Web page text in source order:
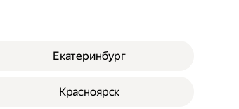
Екатеринбург
Красноярск